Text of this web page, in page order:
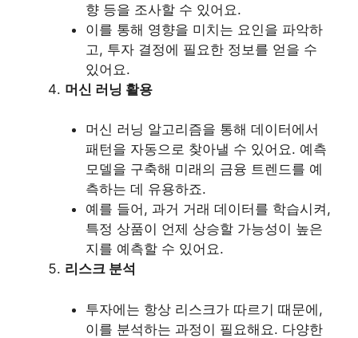
향 등을 조사할 수 있어요.
이를 통해 영향을 미치는 요인을 파악하
고, 투자 결정에 필요한 정보를 얻을 수
있어요.
머신 러닝 활용
머신 러닝 알고리즘을 통해 데이터에서
패턴을 자동으로 찾아낼 수 있어요. 예측
모델을 구축해 미래의 금융 트렌드를 예
측하는 데 유용하죠.
예를 들어, 과거 거래 데이터를 학습시켜,
특정 상품이 언제 상승할 가능성이 높은
지를 예측할 수 있어요.
리스크 분석
투자에는 항상 리스크가 따르기 때문에,
이를 분석하는 과정이 필요해요. 다양한